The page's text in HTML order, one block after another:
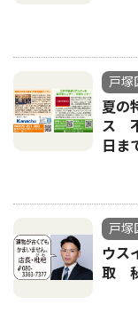
戸塚
夏の
ス
日ま
戸塚
ウス
取